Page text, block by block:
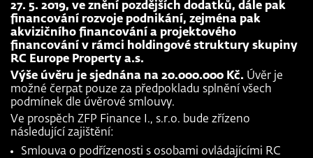
27. 5. 2019, ve znění pozdějších dodatků, dále pak
financování rozvoje podnikání, zejména pak
akvizičního financování a projektového
financování v rámci holdingové struktury skupiny
RC Europe Property a.s.
Výše úvěru je sjednána na 20.000.000 Kč. Úvěr je
možné čerpat pouze za předpokladu splnění všech
podmínek dle úvěrové smlouvy.
Ve prospěch ZFP Finance I., s.r.o. bude zřízeno
následující zajištění:
Smlouva o podřízenosti s osobami ovládajícími RC